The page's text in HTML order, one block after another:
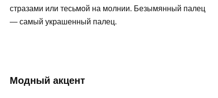
стразами или тесьмой на молнии. Безымянный палец
— самый украшенный палец.
Модный акцент